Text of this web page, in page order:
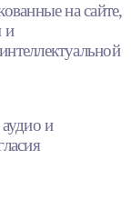
на сайте,
и
и